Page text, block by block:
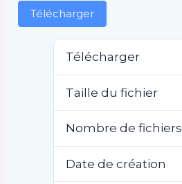
Télécharger
Télécharger
Taille du fichier
Nombre de fichiers
Date de création